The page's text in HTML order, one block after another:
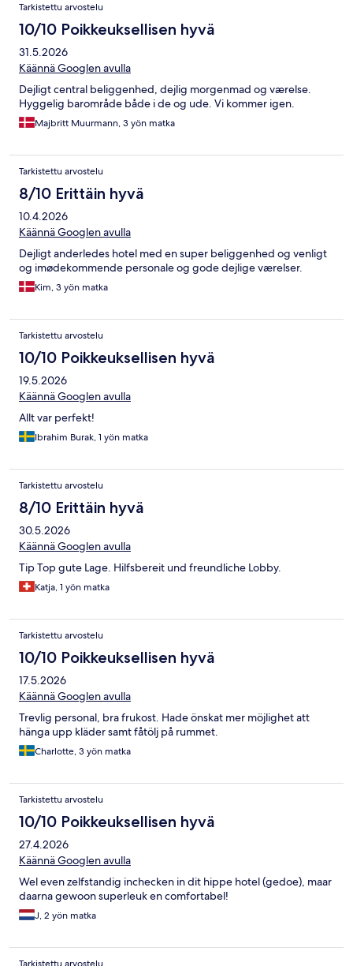
Tarkistettu arvostelu
10/10 Poikkeuksellisen hyvä
31.5.2026
Käännä Googlen avulla
Dejligt central beliggenhed, dejlig morgenmad og værelse.
Hyggelig barområde både i de og ude. Vi kommer igen.
Majbritt Muurmann, 3 yön matka
Tarkistettu arvostelu
8/10 Erittäin hyvä
10.4.2026
Käännä Googlen avulla
Dejligt anderledes hotel med en super beliggenhed og venligt
og imødekommende personale og gode dejlige værelser.
Kim, 3 yön matka
Tarkistettu arvostelu
10/10 Poikkeuksellisen hyvä
19.5.2026
Käännä Googlen avulla
Allt var perfekt!
Ibrahim Burak, 1 yön matka
Tarkistettu arvostelu
8/10 Erittäin hyvä
30.5.2026
Käännä Googlen avulla
Tip Top gute Lage. Hilfsbereit und freundliche Lobby.
Katja, 1 yön matka
Tarkistettu arvostelu
10/10 Poikkeuksellisen hyvä
17.5.2026
Käännä Googlen avulla
Trevlig personal, bra frukost. Hade önskat mer möjlighet att
hänga upp kläder samt fåtölj på rummet.
Charlotte, 3 yön matka
Tarkistettu arvostelu
10/10 Poikkeuksellisen hyvä
27.4.2026
Käännä Googlen avulla
Wel even zelfstandig inchecken in dit hippe hotel (gedoe), maar
daarna gewoon superleuk en comfortabel!
J, 2 yön matka